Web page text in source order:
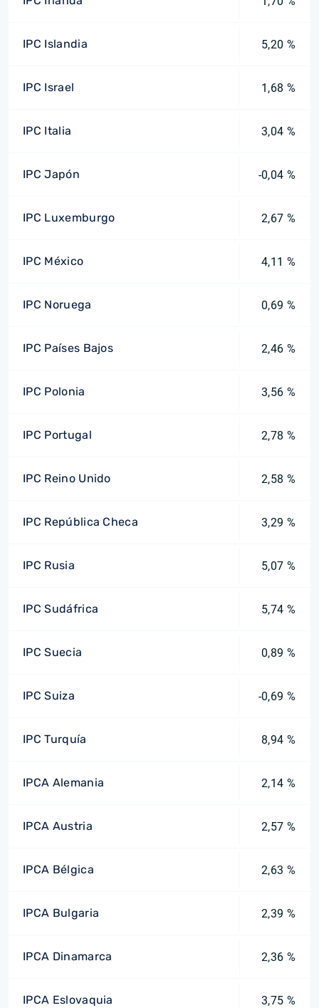
IPC Islandia 5,20 %
IPC Israel 1,68 %
IPC Italia 3,04 %
IPC Japón -0,04 %
IPC Luxemburgo 2,67 %
IPC México 4,11 %
IPC Noruega 0,69 %
IPC Países Bajos 2,46 %
IPC Polonia 3,56 %
IPC Portugal 2,78 %
IPC Reino Unido 2,58 %
IPC República Checa 3,29 %
IPC Rusia 5,07 %
IPC Sudáfrica 5,74 %
IPC Suecia 0,89 %
IPC Suiza -0,69 %
IPC Turquía 8,94 %
IPCA Alemania 2,14 %
IPCA Austria 2,57 %
IPCA Bélgica 2,63 %
IPCA Bulgaria 2,39 %
IPCA Dinamarca 2,36 %
IPCA Eslovaquia 3,75 %